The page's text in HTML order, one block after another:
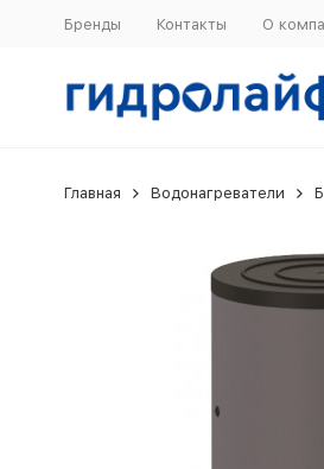
Бренды Контакты О
Главная Водонагреватели